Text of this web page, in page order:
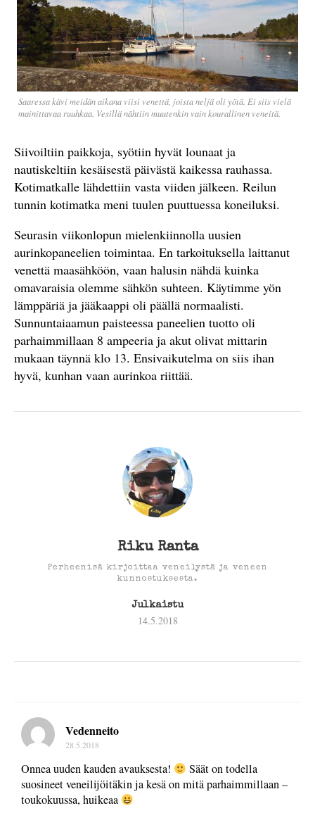
Saaressa kävi meidän aikana viisi venettä, joista neljä oli yötä. Ei siis vielä
mainittavaa ruuhkaa. Vesillä nähtiin muutenkin vain kourallinen veneitä.
Siivoiltiin paikkoja, syötiin hyvät lounaat ja
nautiskeltiin kesäisestä päivästä kaikessa rauhassa.
Kotimatkalle lähdettiin vasta viiden jälkeen. Reilun
tunnin kotimatka meni tuulen puuttuessa koneiluksi.
Seurasin viikonlopun mielenkiinnolla uusien
aurinkopaneelien toimintaa. En tarkoituksella laittanut
venettä maasähköön, vaan halusin nähdä kuinka
omavaraisia olemme sähkön suhteen. Käytimme yön
lämppäriä ja jääkaappi oli päällä normaalisti.
Sunnuntaiaamun paisteessa paneelien tuotto oli
parhaimmillaan 8 ampeeria ja akut olivat mittarin
mukaan täynnä klo 13. Ensivaikutelma on siis ihan
hyvä, kunhan vaan aurinkoa riittää.
Riku Ranta
Perheenisä kirjoittaa veneilystä ja veneen
kunnostuksesta.
Julkaistu
14.5.2018
Vedenneito
28.5.2018
Onnea uuden kauden avauksesta!
Säät on todella
suosineet veneilijöitäkin ja kesä on mitä parhaimmillaan –
toukokuussa, huikeaa